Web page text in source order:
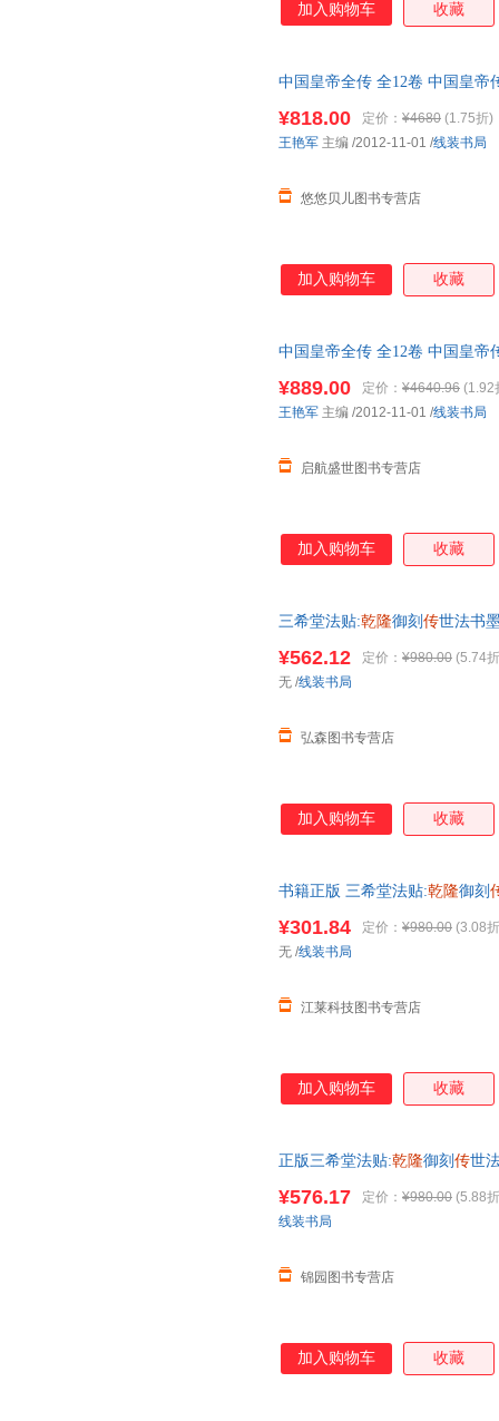
加入购物车 收藏
中国皇帝全传 全12卷 中国皇帝
¥818.00 定价： ¥4680 (1.75折)
悠悠贝儿图书专营店
王艳军 主编 /2012-11-01 /线装书局
加入购物车 收藏
中国皇帝全传 全12卷 中国皇帝
¥889.00 定价： ¥4640.96 (1.92
启航盛世图书专营店
王艳军 主编 /2012-11-01 /线装书局
加入购物车 收藏
三希堂法贴:乾隆御刻 传世法书
¥562.12 定价： ¥980.00 (5.74
弘森图书专营店
无 /线装书局
加入购物车 收藏
书籍正版 三希堂法贴:乾隆御刻
¥301.84 定价： ¥980.00 (3.08
江莱科技图书专营店
无 /线装书局
加入购物车 收藏
正版三希堂法贴:乾隆御刻 传世
¥576.17 定价： ¥980.00 (5.88
锦园图书专营店
线装书局
加入购物车 收藏